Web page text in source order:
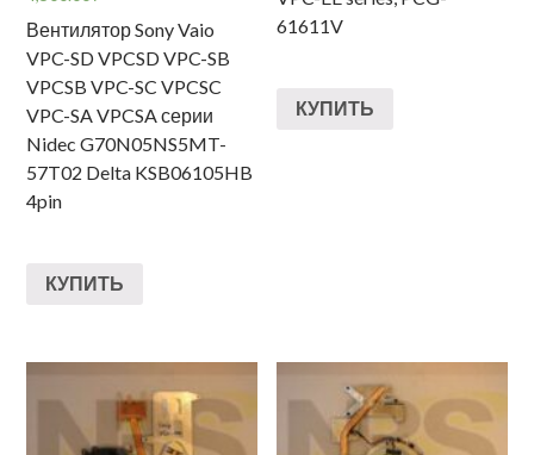
Вентилятор Sony Vaio
VPC-SD VPCSD VPC-SB
VPCSB VPC-SC VPCSC
VPC-SA VPCSA серии
Nidec G70N05NS5MT-
57T02 Delta KSB06105HB
4pin
КУПИТЬ
61611V
КУПИТЬ